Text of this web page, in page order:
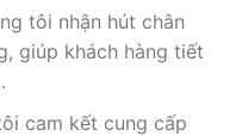
tôi nhận hút chân
giúp khách hàng tiết
cam kết cung cấp